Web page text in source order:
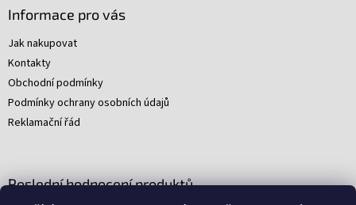
Informace pro vás
Jak nakupovat
Kontakty
Obchodní podmínky
Podmínky ochrany osobních údajů
Reklamační řád
Poslední hodnocení produktů